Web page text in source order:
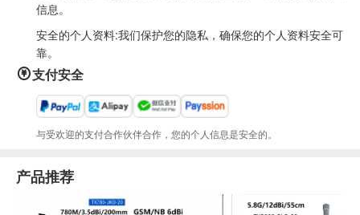
信息。
安全的个人资料:我们保护您的隐私，确保您的个人资料安全可
靠。
支付安全
与受欢迎的支付合作伙伴合作，您的个人信息是安全的。
产品推荐